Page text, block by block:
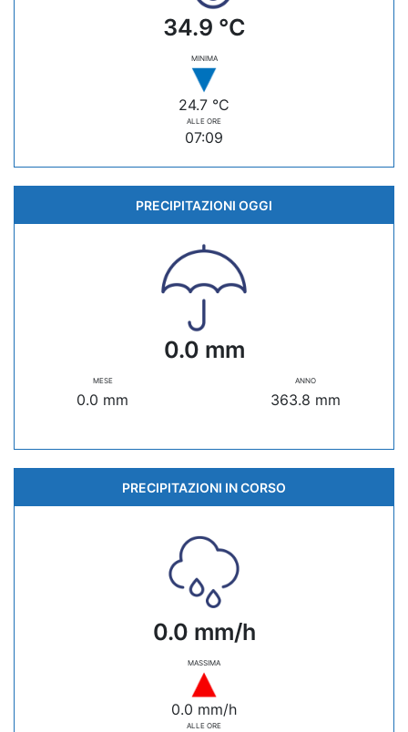
34.9 °C
MINIMA
24.7 °C
ALLE ORE
07:09
PRECIPITAZIONI OGGI
0.0 mm
MESE
0.0 mm
ANNO
363.8 mm
PRECIPITAZIONI IN CORSO
0.0 mm/h
MASSIMA
0.0 mm/h
ALLE ORE